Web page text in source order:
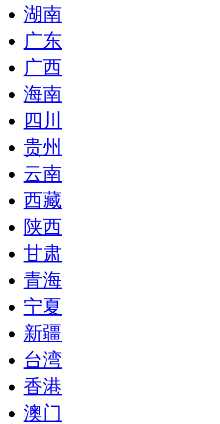
湖南
广东
广西
海南
四川
贵州
云南
西藏
陕西
甘肃
青海
宁夏
新疆
台湾
香港
澳门